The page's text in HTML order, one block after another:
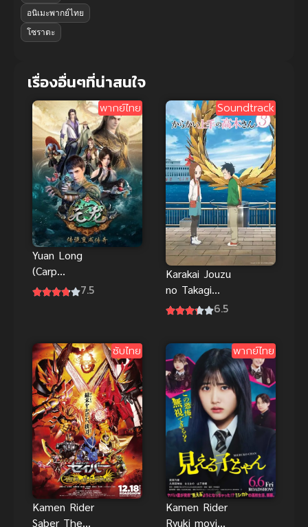
อนิเมะพากย์ไทย
โซราตะ
เรื่องอื่นๆที่น่าสนใจ
พากย์ไทย
Yuan Long
(Carp
Reborn)
7.5
Soundtrack
Karakai Jouzu
no Takagi
san 3 แกล้ง6.5
ซับไทย
Kamen Rider
Saber The
พากย์ไทย
Kamen Rider
Ryuki movie